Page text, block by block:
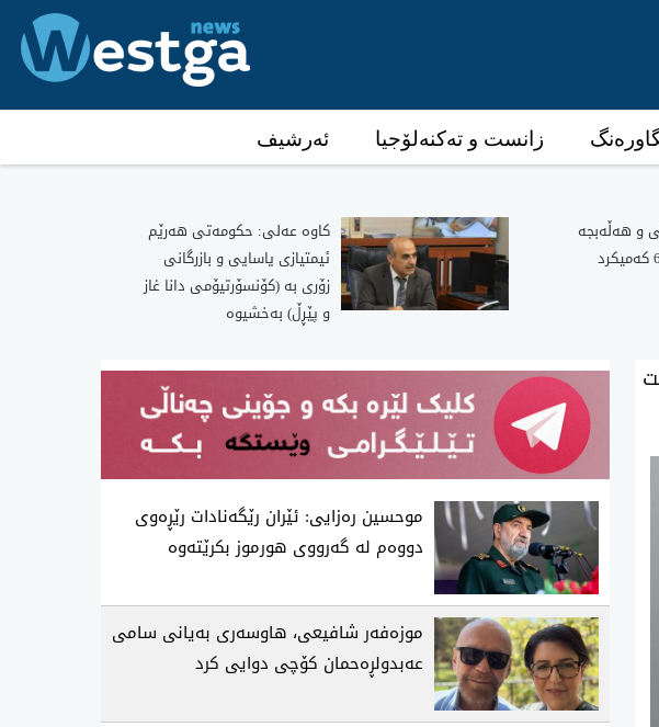
زانست و تەکنەلۆجیا ئەرشیف
و هه‌ڵه‌بجه‌
كاوه‌ عه‌لی‌: حكومه‌تی‌ هه‌رێم
ئیمتیازی یاسایی و بازرگانی
زۆری به‌ (كۆنسۆرتیۆمی دانا غاز
و پێڕڵ) به‌خشیوه‌
موحسین ره‌زایی: ئێران رێگه‌نادات رێڕه‌وی
دووه‌م له‌ گه‌رووی هورموز بكرێته‌وه‌
موزه‌فه‌ر شافیعی، هاوسه‌ری به‌یانی سامی
عه‌بدولڕه‌حمان كۆچی‌ دوایی كرد